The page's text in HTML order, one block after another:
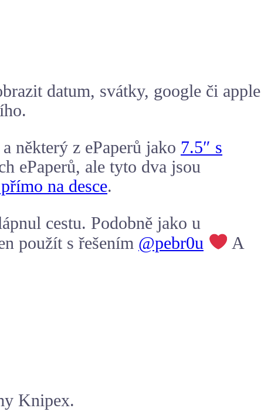
datum, svátky, google či apple
některý z ePaperů jako 7.5″ s
ePaperů, ale tyto dva jsou
na desce.
cestu. Podobně jako u
použít s řešením @pebr0u
A
Knipex.